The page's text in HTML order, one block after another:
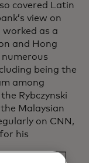
covered Latin
view on
worked as a
and Hong
being the
among
Rybczynski
Malaysian
on CNN,
his